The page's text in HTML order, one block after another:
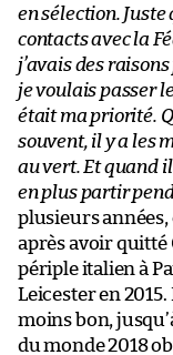
en sélection. Juste
contacts avec la
j’avais des
je voulais passer
était ma priorité.
souvent, il y a les
au vert. Et quand
en plus partir
plusieurs années,
après avoir quitté
périple italien à
Leicester en
moins bon,
du monde 2018